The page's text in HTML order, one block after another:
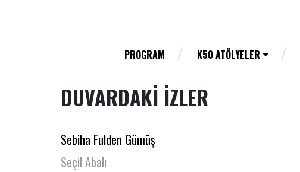
PROGRAM K50 ATÖLYELER
DUVARDAKİ İZLER
Said Ortagedik
Sara Aydın
Sarper Çelikbaş
Sebiha Fulden Gümüş
Seçil Abalı